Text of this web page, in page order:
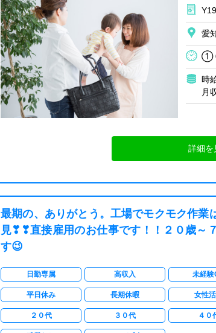
愛
①
時
月
詳細を
最期の、ありがとう。工場でモクモク作
見❣❣直接雇用のお仕事です！！２０歳～
す😉
日勤専属 高収入 未経験
平日休み 長期休暇 女性
２０代 ３０代 ４０